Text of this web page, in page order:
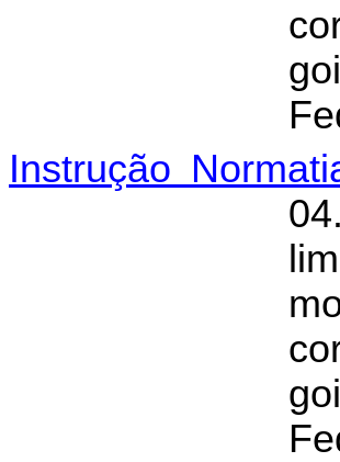
Instrução